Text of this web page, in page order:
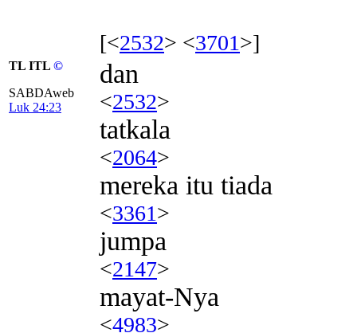
[<2532> <3701>]
TL ITL ©
SABDAweb
Luk 24:23
dan
<2532>
tatkala
<2064>
mereka itu tiada
<3361>
jumpa
<2147>
mayat-Nya
<4983>